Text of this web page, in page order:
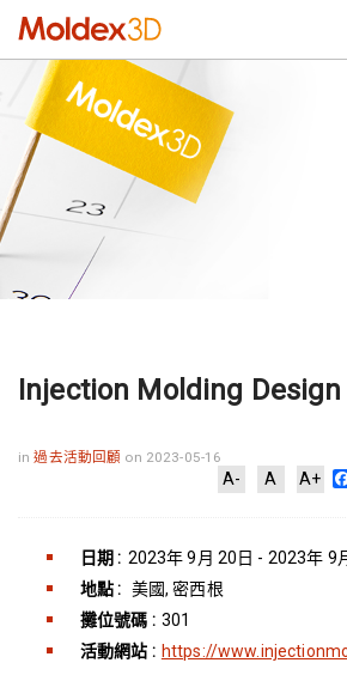
Injection Molding
in過去活動回顧 on 2023-05-16
A- A A+
日期 : 2023年 9月 20日 - 2023年 9
地點 : 美國, 密西根
攤位號碼 : 301
活動網站 : https://